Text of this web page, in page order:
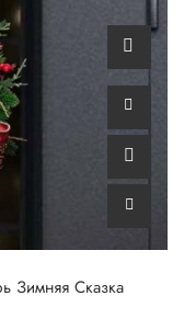
Зимняя Сказка